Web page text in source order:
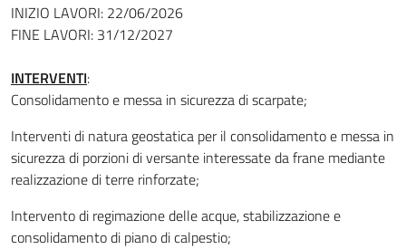
INIZIO LAVORI: 22/06/2026
FINE LAVORI: 31/12/2027
INTERVENTI:
Consolidamento e messa in sicurezza di scarpate;
Interventi di natura geostatica per il consolidamento e messa in
sicurezza di porzioni di versante interessate da frane mediante
realizzazione di terre rinforzate;
Intervento di regimazione delle acque, stabilizzazione e
consolidamento di piano di calpestio;